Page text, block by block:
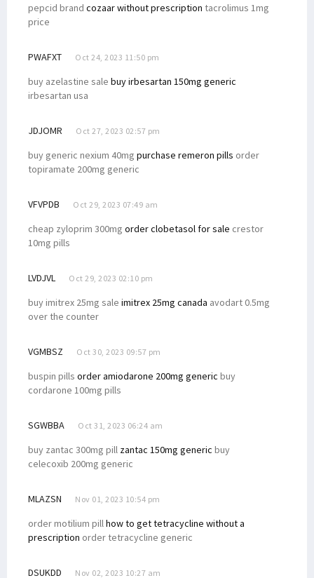
pepcid brand cozaar without prescription tacrolimus 1mg
price
PWAFXT Oct 24, 2023 11:50 pm
buy azelastine sale buy irbesartan 150mg generic
irbesartan usa
JDJOMR Oct 27, 2023 02:57 pm
buy generic nexium 40mg purchase remeron pills order
topiramate 200mg generic
VFVPDB Oct 29, 2023 07:49 am
cheap zyloprim 300mg order clobetasol for sale crestor
10mg pills
LVDJVL Oct 29, 2023 02:10 pm
buy imitrex 25mg sale imitrex 25mg canada avodart 0.5mg
over the counter
VGMBSZ Oct 30, 2023 09:57 pm
buspin pills order amiodarone 200mg generic buy
cordarone 100mg pills
SGWBBA Oct 31, 2023 06:24 am
buy zantac 300mg pill zantac 150mg generic buy
celecoxib 200mg generic
MLAZSN Nov 01, 2023 10:54 pm
order motilium pillhow to get tetracycline without a
prescription order tetracycline generic
DSUKDD Nov 02, 2023 10:27 am